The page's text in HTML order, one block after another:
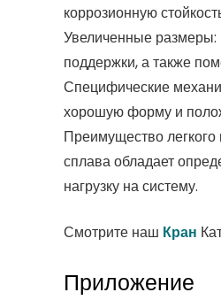
коррозионную
Увеличенные размеры:
поддержки, а также
Специфические
хорошую форму и
Преимущество
сплава обладает
нагрузку на систему.
Смотрите наш Кран
Приложение